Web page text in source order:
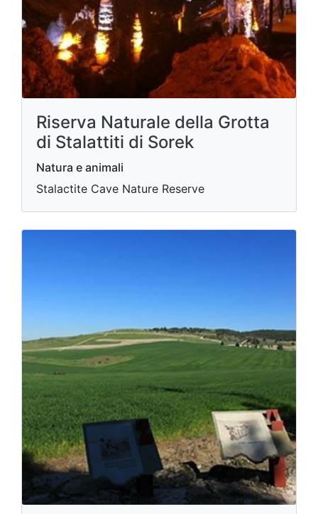
Riserva Naturale della Grotta
di Stalattiti di Sorek
Natura e animali
Stalactite Cave Nature Reserve